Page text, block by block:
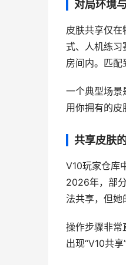
对局环境
皮肤共享仅在
式、人机练习
房间内。匹配
一个典型场景
用你拥有的皮
共享皮肤
V10玩家仓库
2026年，部
法共享，但她
操作步骤非常
出现“V10共